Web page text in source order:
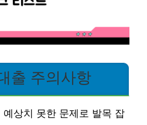
출 주의사항
상치 못한 문제로 발목 잡